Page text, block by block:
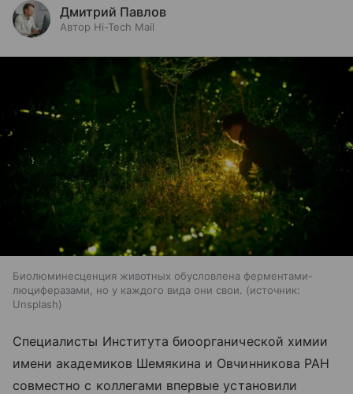
Дмитрий Павлов
Автор Hi-Tech Mail
Биолюминесценция животных обусловлена ферментами-
люциферазами, но у каждого вида они свои.
источник:
Unsplash
Специалисты Института биоорганической химии
имени академиков Шемякина и Овчинникова РАН
совместно с коллегами впервые установили